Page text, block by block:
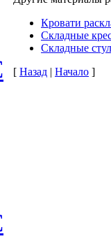
Кровати
Складные
Складные
[ Назад | Начало ]